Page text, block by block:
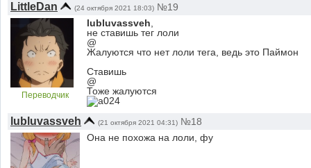
LittleDan (24 октября 2021 18:03) №19
Переводчик
lubluvassveh
не ставишь тег лоли
@
Жалуются что нет лоли тега, ведь это Паймон
Ставишь
@
Тоже жалуются
lubluvassveh (21 октября 2021 04:31) №18
Она не похожа на лоли, фу